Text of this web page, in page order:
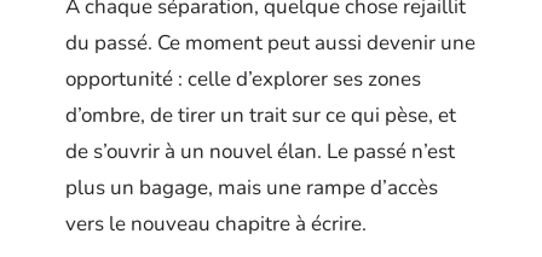
À chaque séparation, quelque chose rejaillit
du passé. Ce moment peut aussi devenir une
opportunité : celle d’explorer ses zones
d’ombre, de tirer un trait sur ce qui pèse, et
de s’ouvrir à un nouvel élan. Le passé n’est
plus un bagage, mais une rampe d’accès
vers le nouveau chapitre à écrire.